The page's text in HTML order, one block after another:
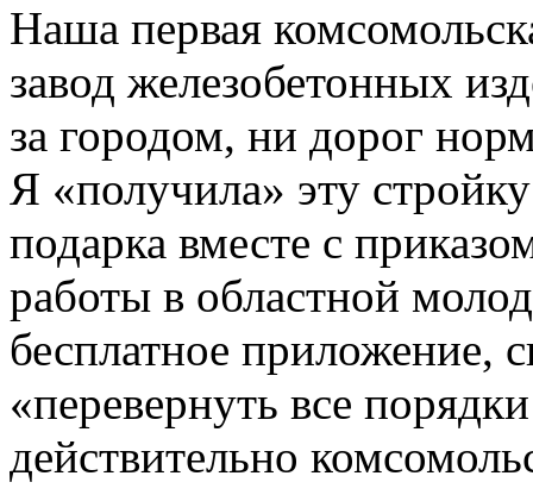
Наша первая
завод железобетонных
за городом, ни дорог
Я «получила» эту
подарка вместе с
работы в областной
бесплатное приложение,
«перевернуть все
действительно